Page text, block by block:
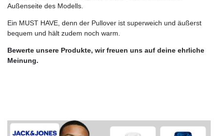
Außenseite des Modells.
Ein MUST HAVE, denn der Pullover ist superweich und äußerst
bequem und hält zudem noch warm.
Bewerte unsere Produkte, wir freuen uns auf deine ehrliche
Meinung.